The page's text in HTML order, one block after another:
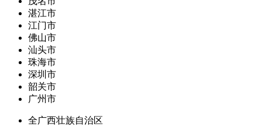
湛江市
江门市
佛山市
汕头市
珠海市
深圳市
韶关市
广州市
全广西壮族自治区